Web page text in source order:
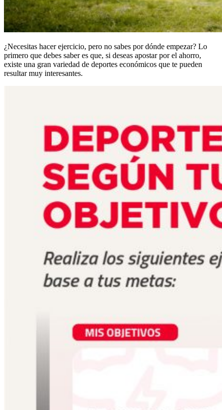
¿Necesitas hacer ejercicio, pero no sabes por dónde empezar? Lo
primero que debes saber es que, si deseas apostar por el ahorro,
existe una gran variedad de deportes económicos que te pueden
resultar muy interesantes.